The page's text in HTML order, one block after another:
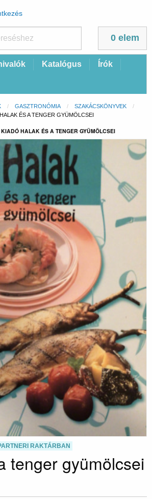
0 elem
Katalógus Írók
GASZTRONÓMIA
SZAKÁCSKÖNYVEK
CURRENT:
HALAK ÉS A TENGER GYÜMÖLCSEI
HALAK ÉS A TENGER GYÜMÖLCSEI
RAKTÁRBAN
tenger gyümölcsei